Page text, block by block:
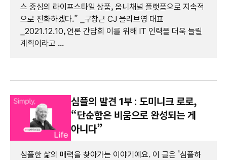
스 중심의 라이프스타일 상품, 옴니채널 플랫폼으로 지속적
으로 진화하겠다.” _구창근 CJ 올리브영 대표
_2021.12.10, 언론 간담회 이를 위해 IT 인력을 더욱 늘릴
계획이라고 ...
심플의 발견 1부 : 도미니크 로로,
“단순함은 비움으로 완성되는 게
아니다”
심플한 삶의 매력을 찾아가는 이야기예요. 이 글은 '심플하